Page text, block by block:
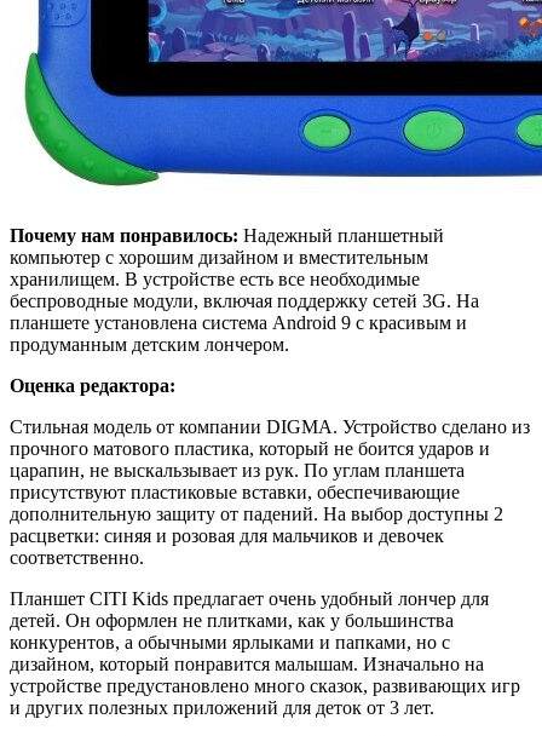
Почему нам понравилось: Надежный планшетный
компьютер с хорошим дизайном и вместительным
хранилищем. В устройстве есть все необходимые
беспроводные модули, включая поддержку сетей 3G. На
планшете установлена система Android 9 с красивым и
продуманным детским лончером.
Оценка редактора:
Стильная модель от компании DIGMA. Устройство сделано из
прочного матового пластика, который не боится ударов и
царапин, не выскальзывает из рук. По углам планшета
присутствуют пластиковые вставки, обеспечивающие
дополнительную защиту от падений. На выбор доступны 2
расцветки: синяя и розовая для мальчиков и девочек
соответственно.
Планшет CITI Kids предлагает очень удобный лончер для
детей. Он оформлен не плитками, как у большинства
конкурентов, а обычными ярлыками и папками, но с
дизайном, который понравится малышам. Изначально на
устройстве предустановлено много сказок, развивающих игр
и других полезных приложений для деток от 3 лет.